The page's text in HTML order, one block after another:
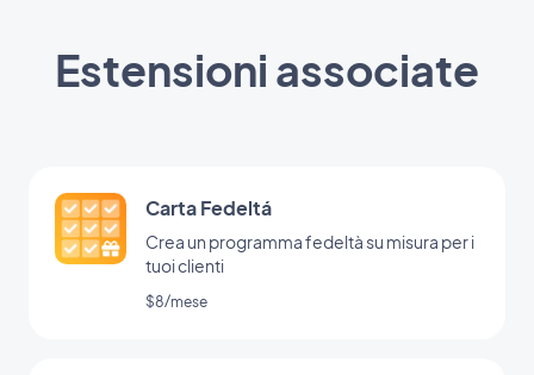
Estensioni associate
Carta Fedeltá
Crea un programma fedeltà su misura per i
tuoi clienti
$8/mese